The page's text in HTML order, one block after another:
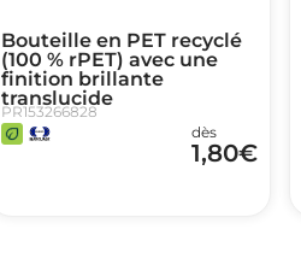
Bouteille en PET recyclé
(100 % rPET) avec une
finition brillante
translucide
PR153266828
dès
1,80€